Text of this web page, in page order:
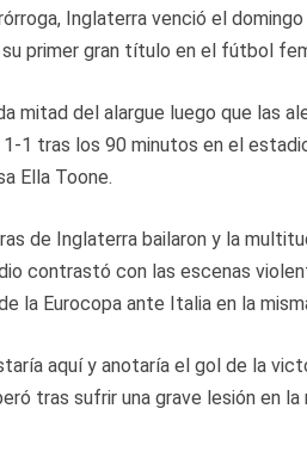
Inglaterra venció el
primer gran título en el fútbol
mitad del alargue luego que las
1 tras los 90 minutos en el
Ella Toone.
de Inglaterra bailaron y la
contrastó con las escenas
la Eurocopa ante Italia en la
aquí y anotaría el gol de la
tras sufrir una grave lesión en